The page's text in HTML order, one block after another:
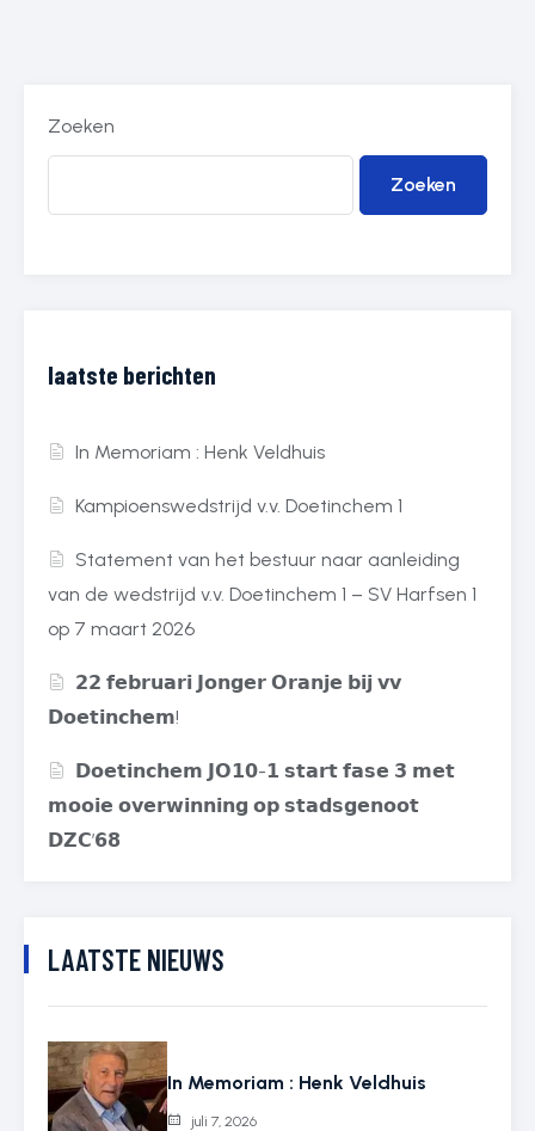
Zoeken
Zoeken
laatste berichten
In Memoriam : Henk Veldhuis
Kampioenswedstrijd v.v. Doetinchem 1
Statement van het bestuur naar aanleiding
van de wedstrijd v.v. Doetinchem 1 – SV Harfsen 1
op 7 maart 2026
𝟮𝟮 𝗳𝗲𝗯𝗿𝘂𝗮𝗿𝗶 𝗝𝗼𝗻𝗴𝗲𝗿 𝗢𝗿𝗮𝗻𝗷𝗲 𝗯𝗶𝗷 𝘃𝘃
𝗗𝗼𝗲𝘁𝗶𝗻𝗰𝗵𝗲𝗺!
𝗗𝗼𝗲𝘁𝗶𝗻𝗰𝗵𝗲𝗺 𝗝𝗢𝟭𝟬-𝟭 𝘀𝘁𝗮𝗿𝘁 𝗳𝗮𝘀𝗲 𝟯 𝗺𝗲𝘁
𝗺𝗼𝗼𝗶𝗲 𝗼𝘃𝗲𝗿𝘄𝗶𝗻𝗻𝗶𝗻𝗴 𝗼𝗽 𝘀𝘁𝗮𝗱𝘀𝗴𝗲𝗻𝗼𝗼𝘁
𝗗𝗭𝗖’𝟲𝟴
LAATSTE NIEUWS
In Memoriam : Henk Veldhuis
juli 7, 2026